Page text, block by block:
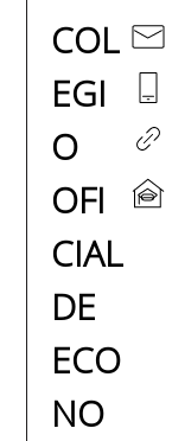
COL
EGI
O
OFI
CIAL
DE
ECO
NO